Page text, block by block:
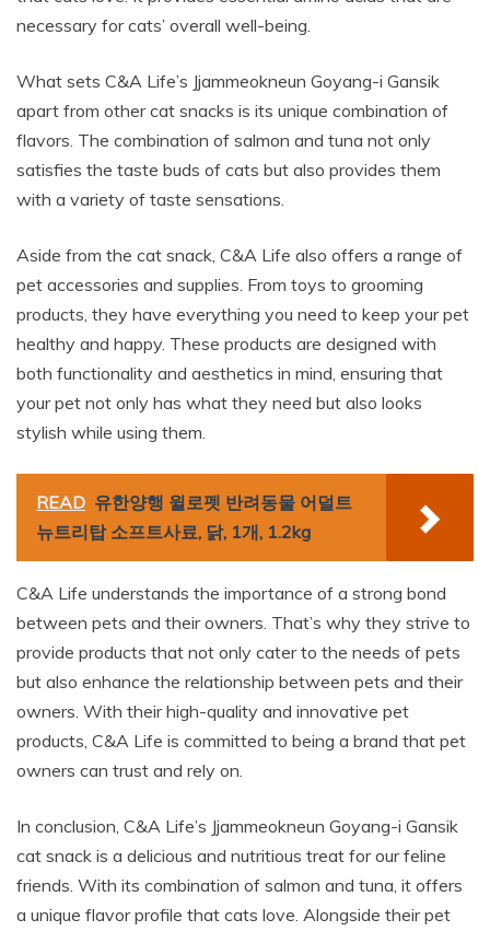
necessary for cats’ overall well-being.
What sets C&A Life’s Jjammeokneun Goyang-i Gansik
apart from other cat snacks is its unique combination of
flavors. The combination of salmon and tuna not only
satisfies the taste buds of cats but also provides them
with a variety of taste sensations.
Aside from the cat snack, C&A Life also offers a range of
pet accessories and supplies. From toys to grooming
products, they have everything you need to keep your pet
healthy and happy. These products are designed with
both functionality and aesthetics in mind, ensuring that
your pet not only has what they need but also looks
stylish while using them.
READ 유한양행 윌로펫 반려동물 어덜트
뉴트리탑 소프트사료, 닭, 1개, 1.2kg
C&A Life understands the importance of a strong bond
between pets and their owners. That’s why they strive to
provide products that not only cater to the needs of pets
but also enhance the relationship between pets and their
owners. With their high-quality and innovative pet
products, C&A Life is committed to being a brand that pet
owners can trust and rely on.
In conclusion, C&A Life’s Jjammeokneun Goyang-i Gansik
cat snack is a delicious and nutritious treat for our feline
friends. With its combination of salmon and tuna, it offers
a unique flavor profile that cats love. Alongside their pet